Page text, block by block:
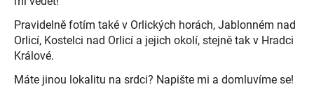
Pravidelně fotím také v Orlických horách, Jablonném nad
Orlicí, Kostelci nad Orlicí a jejich okolí, stejně tak v Hradci
Králové.
Máte jinou lokalitu na srdci? Napište mi a domluvíme se!